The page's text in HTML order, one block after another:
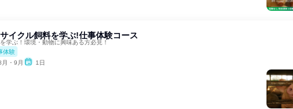
イクル飼料を学ぶ!仕事体験コース
学ぶ！環境・動物に興味ある方必見！
体験
・9月 1日